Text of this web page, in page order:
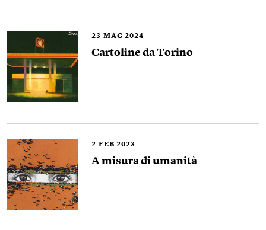
23 MAG 2024
Cartoline da Torino
2 FEB 2023
A misura di umanità